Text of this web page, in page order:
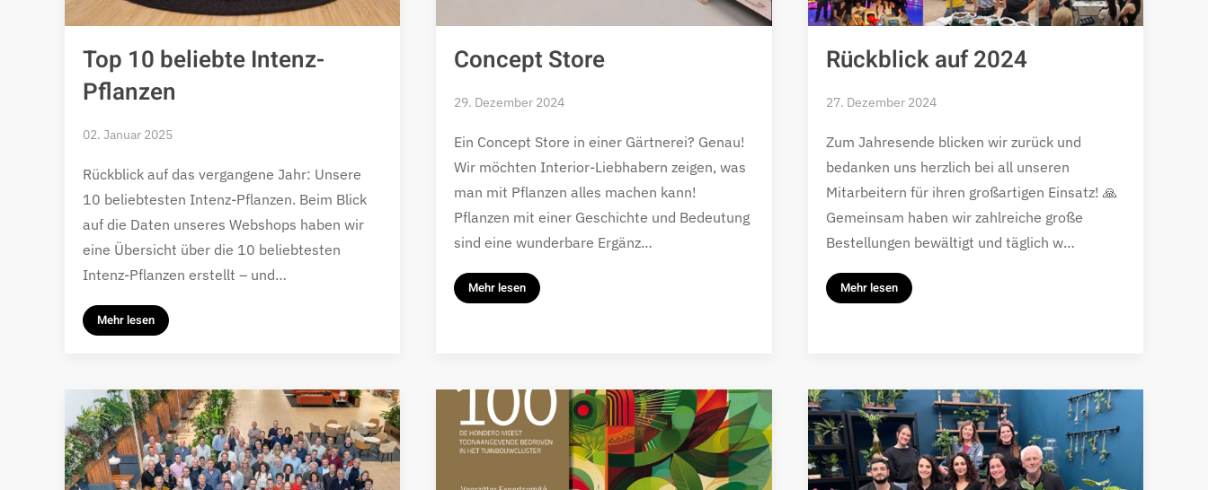
Top 10 beliebte Intenz-
Pflanzen
02. Januar 2025
Rückblick auf das vergangene Jahr: Unsere
10 beliebtesten Intenz-Pflanzen. Beim Blick
auf die Daten unseres Webshops haben wir
eine Übersicht über die 10 beliebtesten
Intenz-Pflanzen erstellt – und…
Mehr lesen
Concept Store
29. Dezember 2024
Ein Concept Store in einer Gärtnerei? Genau!
Wir möchten Interior-Liebhabern zeigen, was
man mit Pflanzen alles machen kann!
Pflanzen mit einer Geschichte und Bedeutung
sind eine wunderbare Ergänz…
Mehr lesen
Rückblick auf 2024
27. Dezember 2024
Zum Jahresende blicken wir zurück und
bedanken uns herzlich bei all unseren
Mitarbeitern für ihren großartigen Einsatz! 🙏
Gemeinsam haben wir zahlreiche große
Bestellungen bewältigt und täglich w…
Mehr lesen